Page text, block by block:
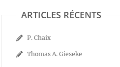
ARTICLES RÉCENTS
P. Chaix
Thomas A. Gieseke